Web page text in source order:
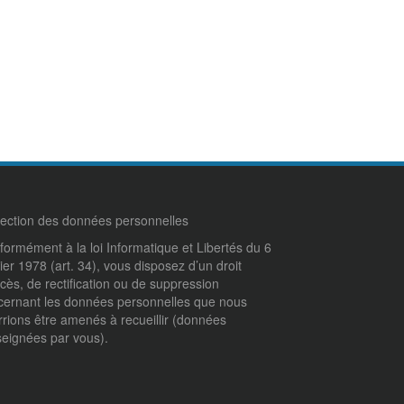
des données personnelles
à la loi Informatique et Libertés du 6
1978 (art. 34), vous disposez d’un droit
de rectification ou de suppression
les données personnelles que nous
être amenés à recueillir (données
par vous).